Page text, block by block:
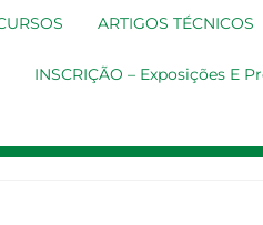
ARTIGOS TÉCNICOS
INSCRIÇÃO – Exposições E